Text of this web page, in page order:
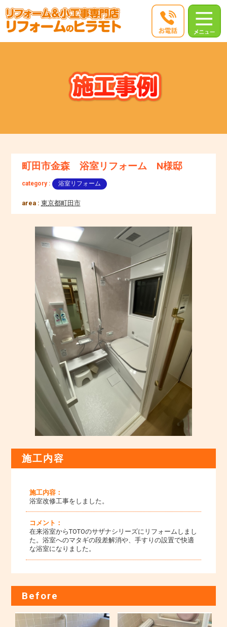
町田市金森 浴室リフォーム N様邸
category : 浴室リフォーム
area : 東京都町田市
施工内容
施工内容：
浴室改修工事をしました。
コメント：
在来浴室からTOTOのサザナシリーズにリフォームしまし
た。浴室へのマタギの段差解消や、手すりの設置で快適
な浴室になりました。
Before